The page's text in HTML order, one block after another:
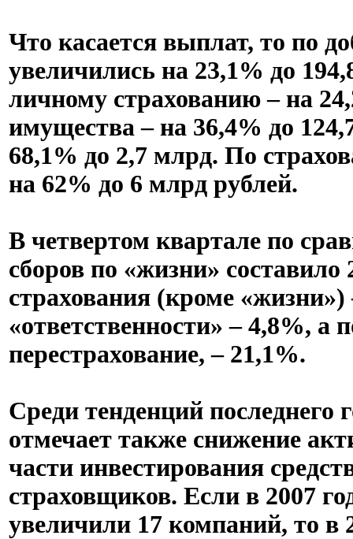
Что касается выплат, то по
увеличились на 23,1% до
личному страхованию – на
имущества – на 36,4% до
68,1% до 2,7 млрд. По
на 62% до 6 млрд рублей.
В четвертом квартале по
сборов по «жизни»
страхования (кроме
«ответственности» – 4,8%,
перестрахование, – 21,1%.
Среди тенденций
отмечает также снижение
части инвестирования
страховщиков. Если в 2007
увеличили 17 компаний, то в